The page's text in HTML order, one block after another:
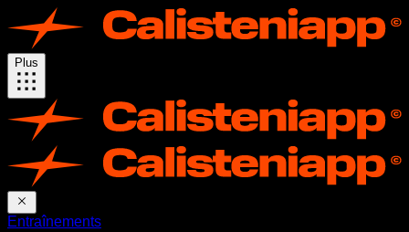
Plus
Entraînements